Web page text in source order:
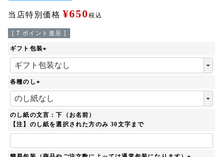
当店特別価格 ¥650税込
[ 7 ポイント進呈 ]
ギフト包装
必
各種のし
(
必
須
)
のし紙の文言：下（お名前）
【注】のし紙を選択された方のみ 30文字まで